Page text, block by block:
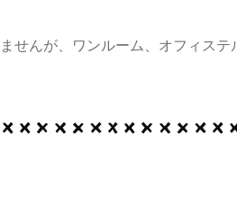
せんが、ワンルーム、オフィス